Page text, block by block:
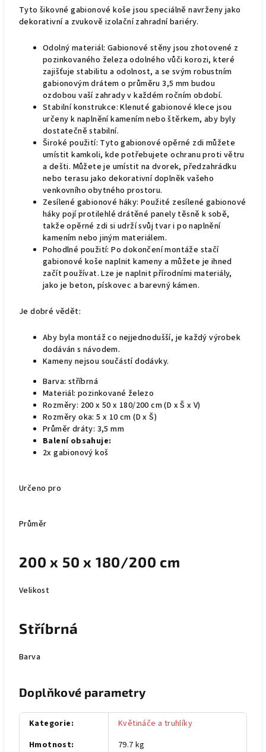
Tyto šikovné gabionové koše jsou speciálně navrženy jako
dekorativní a zvukově izolační zahradní bariéry.
Odolný materiál: Gabionové stěny jsou zhotovené z
pozinkovaného železa odolného vůči korozi, které
zajišťuje stabilitu a odolnost, a se svým robustním
gabionovým drátem o průměru 3,5 mm budou
ozdobou vaší zahrady v každém ročním období.
Stabilní konstrukce: Klenuté gabionové klece jsou
určeny k naplnění kamením nebo štěrkem, aby byly
dostatečně stabilní.
Široké použití: Tyto gabionové opěrné zdi můžete
umístit kamkoli, kde potřebujete ochranu proti větru
a dešti. Můžete je umístit na dvorek, předzahrádku
nebo terasu jako dekorativní doplněk vašeho
venkovního obytného prostoru.
Zesílené gabionové háky: Použité zesílené gabionové
háky pojí protilehlé drátěné panely těsně k sobě,
takže opěrné zdi si udrží svůj tvar i po naplnění
kamením nebo jiným materiálem.
Pohodlné použití: Po dokončení montáže stačí
gabionové koše naplnit kameny a můžete je ihned
začít používat. Lze je naplnit přírodními materiály,
jako je beton, pískovec a barevný kámen.
Je dobré vědět:
Aby byla montáž co nejjednodušší, je každý výrobek
dodáván s návodem.
Kameny nejsou součástí dodávky.
Barva: stříbrná
Materiál: pozinkované železo
Rozměry: 200 x 50 x 180/200 cm (D x Š x V)
Rozměry oka: 5 x 10 cm (D x Š)
Průměr dráty: 3,5 mm
Balení obsahuje:
2x gabionový koš
Určeno pro
Průměr
200 x 50 x 180/200 cm
Velikost
Stříbrná
Barva
Doplňkové parametry
Kategorie:
Květináče a truhlíky
Hmotnost:
79.7 kg